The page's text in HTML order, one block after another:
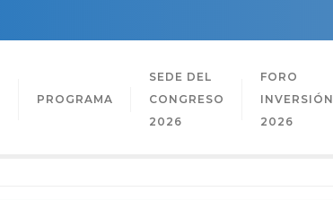
PROGRAMA
SEDE DEL
CONGRESO
2026
FORO
INVERSIÓN
2026